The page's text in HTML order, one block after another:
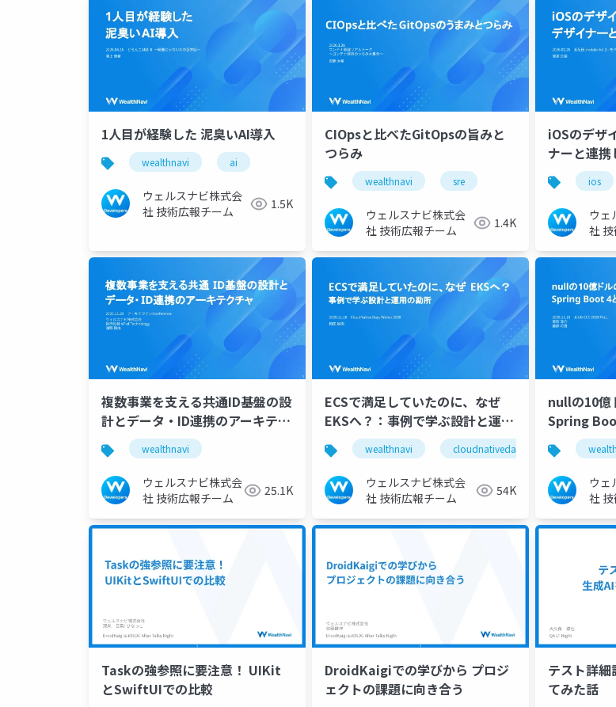
1人目が経験した 泥臭いAI導入
wealthnavi ai
ウェルスナビ株式会
社 技術広報チーム
1.5K
CIOpsと比べたGitOpsの旨みと
つらみ
wealthnavi sre
ウェルスナビ株式会
社 技術広報チーム
1.4K
iOSのデザ
ナーと連
ios
ウェ
社
複数事業を支える共通ID基盤の設
計とデータ・ID連携のアーキテク
チャ
wealthnavi
ウェルスナビ株式会
社 技術広報チーム
25.1K
ECSで満足していたのに、なぜ
EKSへ？：事例で学ぶ設計と運用
の勘所wealthnavi cloudnativedays eks
ウェルスナビ株式会
社 技術広報チーム
54K
nullの10億
Spring
null安全設
ウェ
社
Taskの強参照に要注意！ UIKit
とSwiftUIでの比較
DroidKaigiでの学びから プロジ
ェクトの課題に向き合う
テスト詳
てみた話